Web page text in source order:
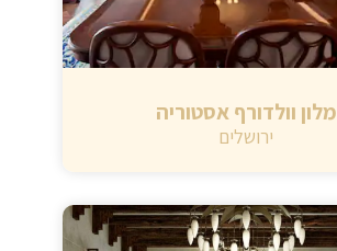
מלון וולדורף אסטוריה
ירושלים